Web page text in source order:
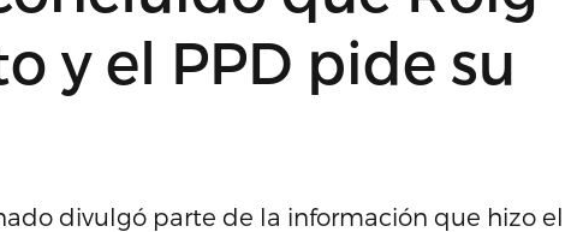
y el PPD pide su
divulgó parte de la información que hizo el